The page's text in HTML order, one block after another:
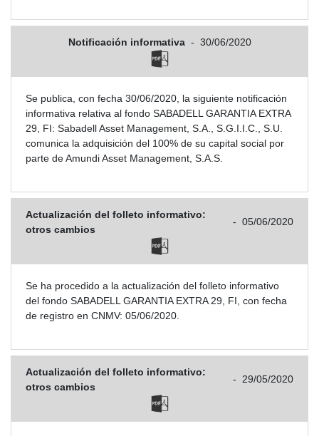
Notificación informativa - 30/06/2020
Se publica, con fecha 30/06/2020, la siguiente notificación
informativa relativa al fondo SABADELL GARANTIA EXTRA
29, FI: Sabadell Asset Management, S.A., S.G.I.I.C., S.U.
comunica la adquisición del 100% de su capital social por
parte de Amundi Asset Management, S.A.S.
Actualización del folleto informativo:
otros cambios
- 05/06/2020
Se ha procedido a la actualización del folleto informativo
del fondo SABADELL GARANTIA EXTRA 29, FI, con fecha
de registro en CNMV: 05/06/2020.
Actualización del folleto informativo:
otros cambios
- 29/05/2020